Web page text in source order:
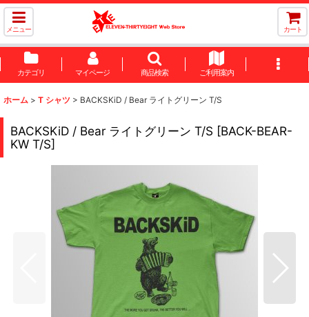
メニュー カート
カテゴリ マイページ 商品検索 ご利用案内
ホーム > T シャツ > BACKSKiD / Bear ライトグリーン T/S
BACKSKiD / Bear ライトグリーン T/S [BACK-BEAR-
KW T/S]